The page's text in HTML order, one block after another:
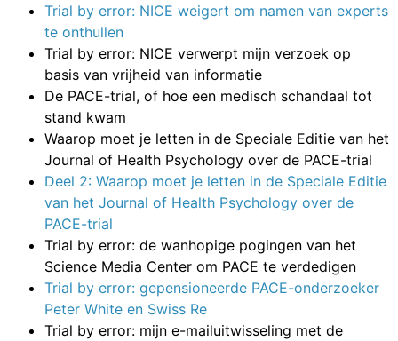
Trial by error: NICE weigert om namen van experts
te onthullen
Trial by error: NICE verwerpt mijn verzoek op
basis van vrijheid van informatie
De PACE-trial, of hoe een medisch schandaal tot
stand kwam
Waarop moet je letten in de Speciale Editie van het
Journal of Health Psychology over de PACE-trial
Deel 2: Waarop moet je letten in de Speciale Editie
van het Journal of Health Psychology over de
PACE-trial
Trial by error: de wanhopige pogingen van het
Science Media Center om PACE te verdedigen
Trial by error: gepensioneerde PACE-onderzoeker
Peter White en Swiss Re
Trial by error: mijn e-mailuitwisseling met de